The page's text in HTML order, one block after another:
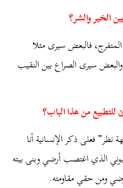
الخير والشر؟
فالبعض سيرى مثلا
سيرى الصراع بين النقيب
من هذا الباب؟
فعلى ذكر الإنسانية أنا
الذي اغتصب أرضي وبنى بيته
ومن حقي مقاومته.